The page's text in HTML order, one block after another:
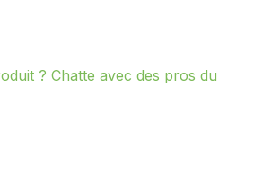
? Chatte avec des pros du